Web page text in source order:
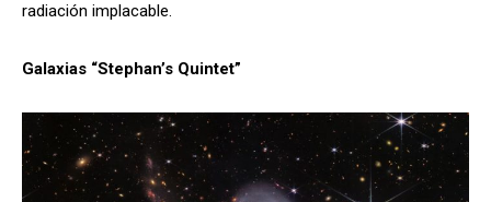
radiación implacable.
Galaxias “Stephan’s Quintet”